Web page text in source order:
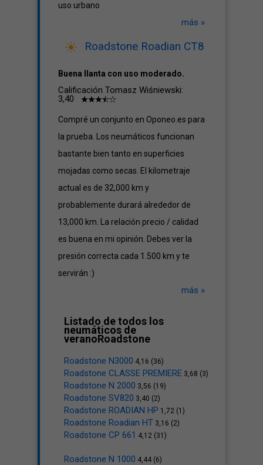
uso urbano
más »
Roadstone Roadian CT8
Buena llanta con uso moderado.
Calificación Tomasz Wiśniewski:
3,40
Compré un conjunto en Oponeo.es para
la prueba. Los neumáticos funcionan
bastante bien tanto en superficies
mojadas como secas. El kilometraje
actual es de 32,000 km y
probablemente durará alrededor de
13,000 km. La relación precio / calidad
es buena en mi opinión. Debes ver la
presión correcta cada 1.500 km y te
servirán :)
más »
Listado de todos los
neumáticos de
veranoRoadstone
Roadstone N3000 4,16 (36)
Roadstone CLASSE PREMIERE 3,68 (3)
Roadstone N 2000 3,56 (19)
Roadstone SV820 3,40 (2)
Roadstone ROADIAN HP 1,72 (1)
Roadstone Roadian HT 3,16 (2)
Roadstone CP 661 4,12 (31)
Roadstone N 1000 4,44 (6)